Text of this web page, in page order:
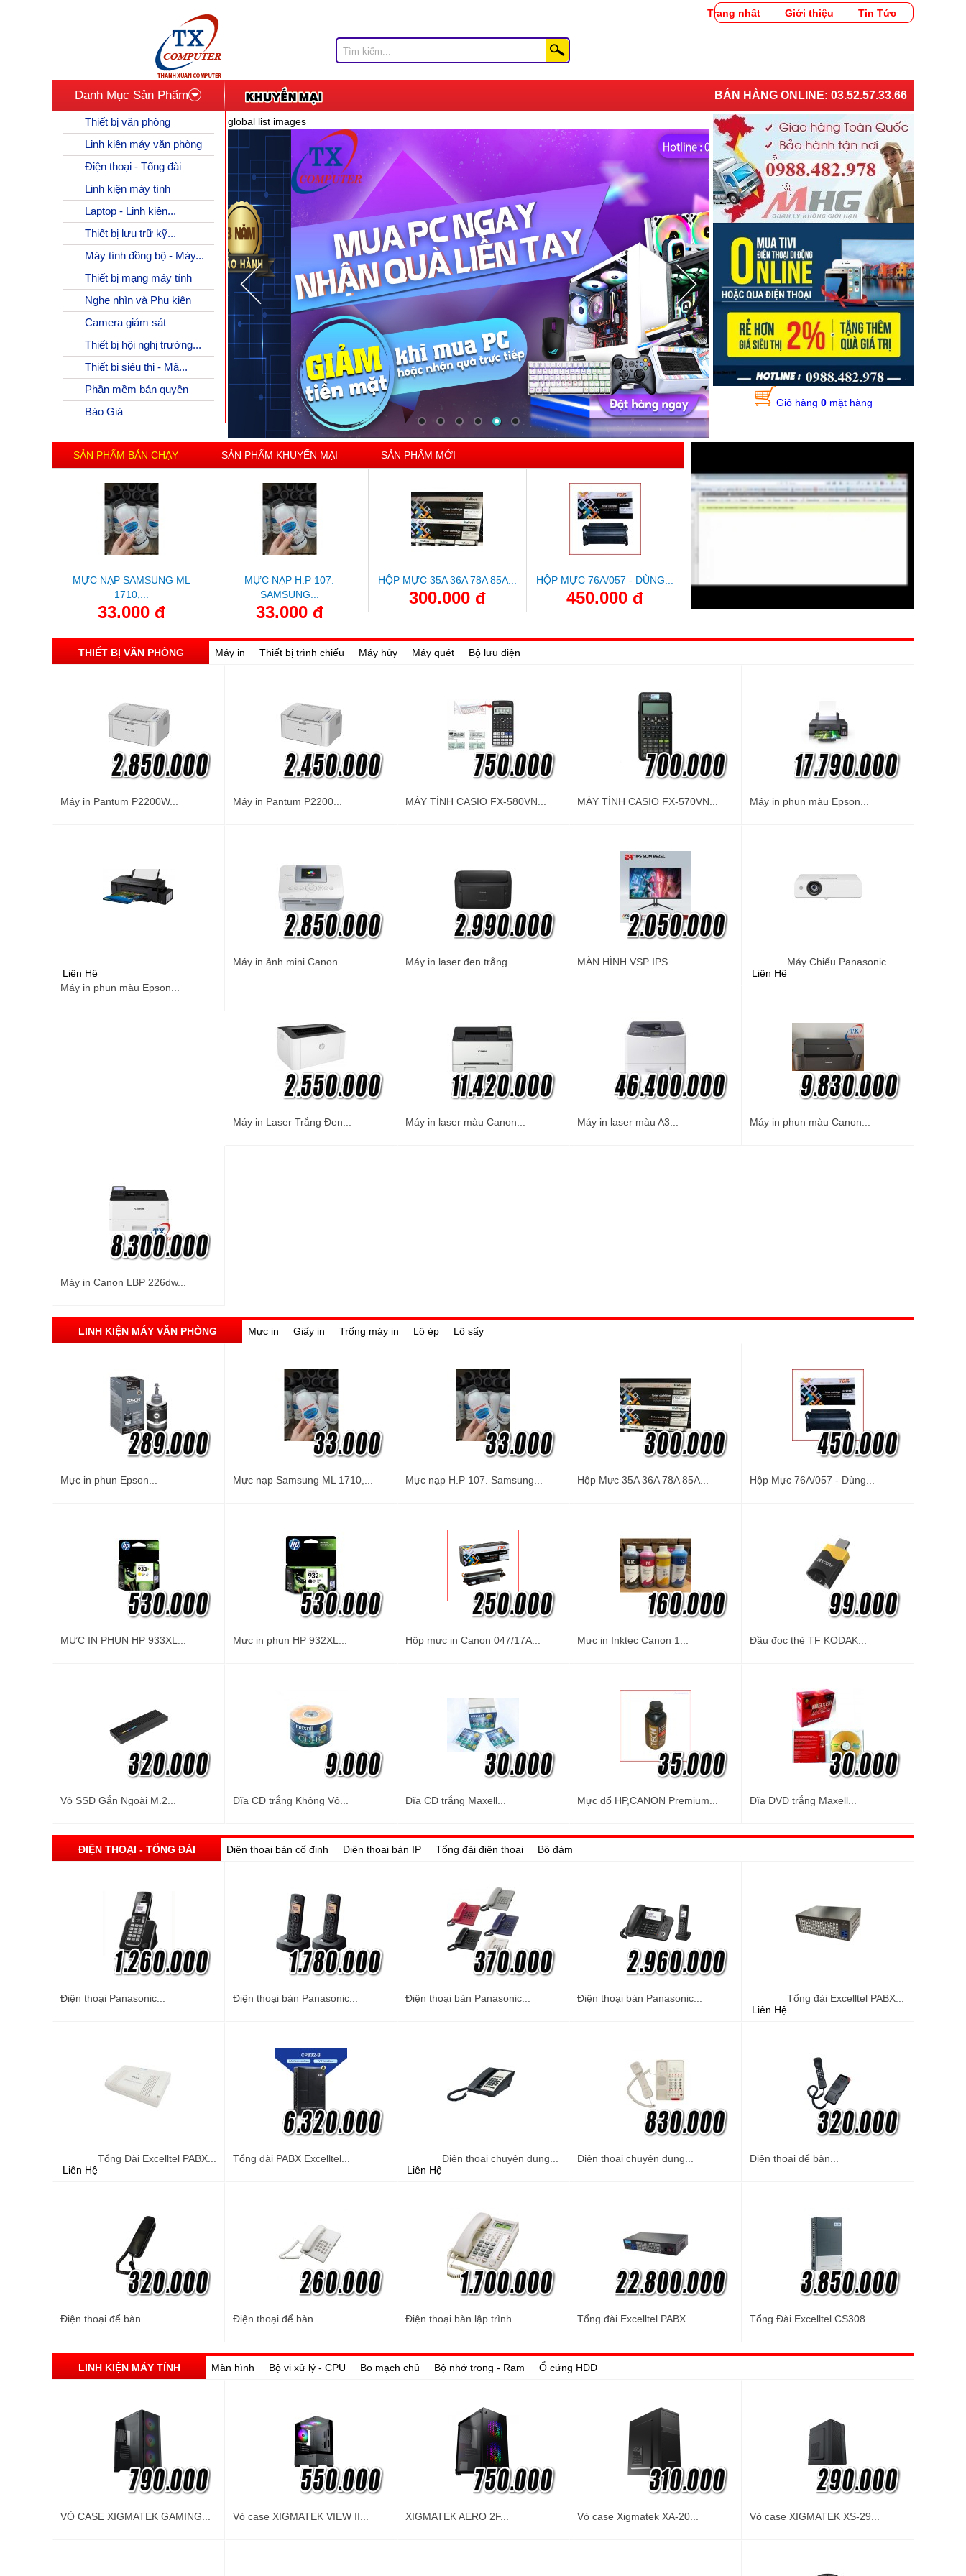
Trang nhất Giới thiệu Tin Tức
Danh Mục Sản Phẩm
Thiết bị văn phòng
Linh kiện máy văn phòng
Điện thoại - Tổng đài
Linh kiện máy tính
Laptop - Linh kiện...
Thiết bị lưu trữ kỹ...
Máy tính đồng bộ - Máy...
Thiết bị mạng máy tính
Nghe nhìn và Phụ kiện
Camera giám sát
Thiết bị hội nghị trường...
Thiết bị siêu thị - Mã...
Phần mềm bản quyền
Báo Giá
BÁN HÀNG ONLINE: 03.52.57.33.66
global list images
Giỏ hàng 0 mặt hàng
SẢN PHẨM BÁN CHẠY SẢN PHẨM KHUYẾN MẠI SẢN PHẨM MỚI
MỰC NẠP SAMSUNG ML
1710,...
33.000 đ
MỰC NẠP H.P 107.
SAMSUNG...
33.000 đ
HỘP MỰC 35A 36A 78A 85A...
300.000 đ
HỘP MỰC 76A/057 - DÙNG...
450.000 đ
THIẾT BỊ VĂN PHÒNG Máy in Thiết bị trình chiếu Máy hủy Máy quét Bộ lưu điện
Máy in Pantum P2200W... Máy in Pantum P2200... MÁY TÍNH CASIO FX-580VN... MÁY TÍNH CASIO FX-570VN... Máy in phun màu Epson...
Liên Hệ
Máy in phun màu Epson...
Máy in ảnh mini Canon... Máy in laser đen trắng...
MÀN HÌNH VSP IPS...
Liên Hệ
Máy Chiếu Panasonic...
Máy in Laser Trắng Đen... Máy in laser màu Canon... Máy in laser màu A3... Máy in phun màu Canon...
Máy in Canon LBP 226dw...
LINH KIỆN MÁY VĂN PHÒNG Mực in Giấy in Trống máy in Lô ép Lô sấy
Mực in phun Epson... Mực nạp Samsung ML 1710,... Mực nạp H.P 107. Samsung... Hộp Mực 35A 36A 78A 85A... Hộp Mực 76A/057 - Dùng...
MỰC IN PHUN HP 933XL... Mực in phun HP 932XL... Hộp mực in Canon 047/17A... Mực in Inktec Canon 1... Đầu đọc thẻ TF KODAK...
Vỏ SSD Gắn Ngoài M.2... Đĩa CD trắng Không Vỏ... Đĩa CD trắng Maxell... Mực đổ HP,CANON Premium... Đĩa DVD trắng Maxell...
ĐIỆN THOẠI - TỔNG ĐÀI Điện thoại bàn cố định Điện thoại bàn IP Tổng đài điện thoại Bộ đàm
Điện thoại Panasonic... Điện thoại bàn Panasonic... Điện thoại bàn Panasonic...
Điện thoại bàn Panasonic...
Liên Hệ
Tổng đài Excelltel PABX...
Liên Hệ
Tổng Đài Excelltel PABX...
Tổng đài PABX Excelltel...
Liên Hệ
Điện thoại chuyên dụng... Điện thoại chuyên dụng... Điện thoại để bàn...
Điện thoại để bàn... Điện thoại để bàn... Điện thoại bàn lập trình... Tổng đài Excelltel PABX... Tổng Đài Excelltel CS308
LINH KIỆN MÁY TÍNH Màn hình Bộ vi xử lý - CPU Bo mạch chủ Bộ nhớ trong - Ram Ổ cứng HDD
VỎ CASE XIGMATEK GAMING... Vỏ case XIGMATEK VIEW II... XIGMATEK AERO 2F... Vỏ case Xigmatek XA-20... Vỏ case XIGMATEK XS-29...